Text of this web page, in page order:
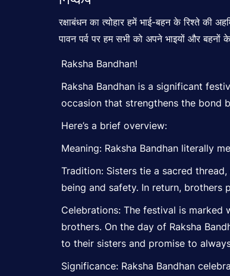
रक्षाबंधन का त्योहार हमें भाई-बहन के रिश्ते की
पावन पर्व पर हम सभी को अपने भाइयों और बहनों
Raksha Bandhan!
Raksha Bandhan is a significant
occasion that strengthens the bond
Here’s a brief overview:
Meaning: Raksha Bandhan literally
Tradition: Sisters tie a sacred
being and safety. In return,
Celebrations: The festival is marked
brothers. On the day of Raksha
to their sisters and promise to
Significance: Raksha Bandhan